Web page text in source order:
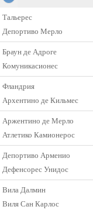
Тальерес
Депортиво Мерло
Браун де Адроге
Комуникасионес
Фландрия
Архентино де Кильмес
Аржентино де Мерло
Атлетико Камионерос
Депортиво Арменио
Дефенсорес Унидос
Вила Далмин
Виля Сан Карлос